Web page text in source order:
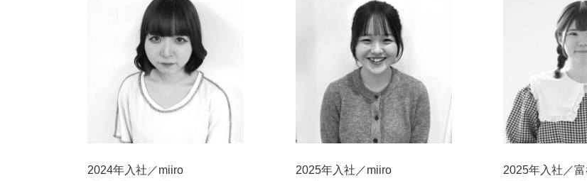
2024年入社／miiro 2025年入社／miiro 2025年入社／